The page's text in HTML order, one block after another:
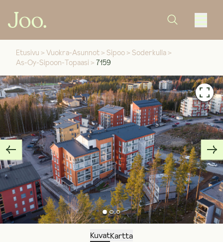
Etusivu > Vuokra-Asunnot > Sipoo > Soderkulla >
As-Oy-Sipoon-Topaasi > 7159
KuvatKartta